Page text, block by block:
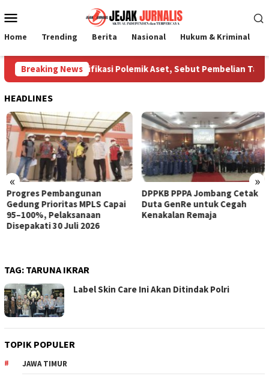
ke
Mobile
Home Trending Berita Nasional Hukum & Kriminal
Breaking News
Jombang Klarifikasi Polemik Aset, Sebut Pembelian Tanah
HEADLINES
« »
Progres Pembangunan
Gedung Prioritas MPLS Capai
95–100%, Pelaksanaan
Disepakati 30 Juli 2026
DPPKB PPPA Jombang Cetak
Duta GenRe untuk Cegah
Kenakalan Remaja
TAG: TARUNA IKRAR
Label Skin Care Ini Akan Ditindak Polri
TOPIK POPULER
JAWA TIMUR